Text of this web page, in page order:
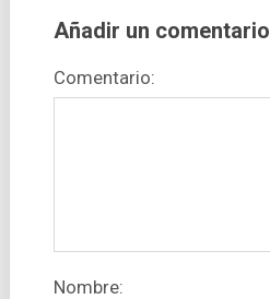
Añadir un comentario
Comentario:
Nombre: